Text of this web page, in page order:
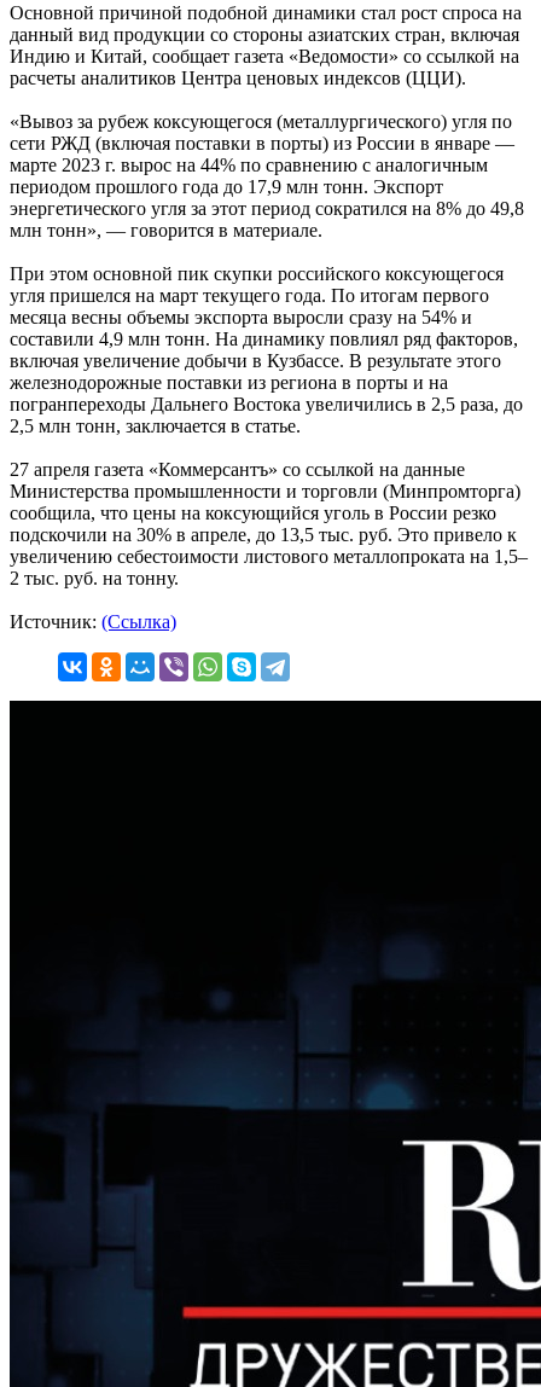
Основной причиной подобной динамики стал рост спроса на
данный вид продукции со стороны азиатских стран, включая
Индию и Китай, сообщает газета «Ведомости» со ссылкой на
расчеты аналитиков Центра ценовых индексов (ЦЦИ).
«Вывоз за рубеж коксующегося (металлургического) угля по
сети РЖД (включая поставки в порты) из России в январе —
марте 2023 г. вырос на 44% по сравнению с аналогичным
периодом прошлого года до 17,9 млн тонн. Экспорт
энергетического угля за этот период сократился на 8% до 49,8
млн тонн», — говорится в материале.
При этом основной пик скупки российского коксующегося
угля пришелся на март текущего года. По итогам первого
месяца весны объемы экспорта выросли сразу на 54% и
составили 4,9 млн тонн. На динамику повлиял ряд факторов,
включая увеличение добычи в Кузбассе. В результате этого
железнодорожные поставки из региона в порты и на
погранпереходы Дальнего Востока увеличились в 2,5 раза, до
2,5 млн тонн, заключается в статье.
27 апреля газета «Коммерсантъ» со ссылкой на данные
Министерства промышленности и торговли (Минпромторга)
сообщила, что цены на коксующийся уголь в России резко
подскочили на 30% в апреле, до 13,5 тыс. руб. Это привело к
увеличению себестоимости листового металлопроката на 1,5–
2 тыс. руб. на тонну.
Источник: (Ссылка)